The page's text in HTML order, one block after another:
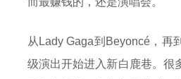
从Lady Gaga到Beyoncé，再
级演出开始进入新白鹿巷。很